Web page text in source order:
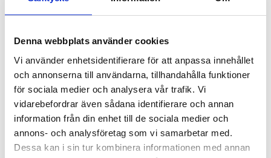
Denna webbplats använder cookies
Vi använder enhetsidentifierare för att anpassa innehållet
och annonserna till användarna, tillhandahålla funktioner
för sociala medier och analysera vår trafik. Vi
vidarebefordrar även sådana identifierare och annan
information från din enhet till de sociala medier och
annons- och analysföretag som vi samarbetar med.
Dessa kan i sin tur kombinera informationen med annan
Mini Dreams Åkpåse
Mini Gul
Mini Dreams Åkpåse
Mini Ljusgrå